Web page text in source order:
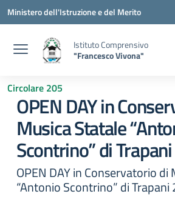
Vai ai contenuti
Vai al menu di navigazione
Vai al footer
Ministero dell'Istruzione e del Merito
Istituto Comprensivo
"Francesco Vivona"
Circolare 205
OPEN DAY in
Musica Statale
Scontrino” di Trapani
OPEN DAY in Conservatorio
“Antonio Scontrino” di